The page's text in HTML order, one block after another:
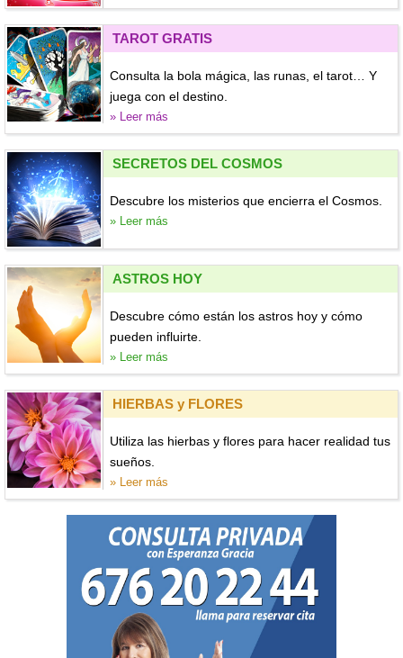
TAROT GRATIS
Consulta la bola mágica, las runas, el tarot… Y
juega con el destino.
» Leer más
SECRETOS DEL COSMOS
Descubre los misterios que encierra el Cosmos.
» Leer más
ASTROS HOY
Descubre cómo están los astros hoy y cómo
pueden influirte.
» Leer más
HIERBAS y FLORES
Utiliza las hierbas y flores para hacer realidad tus
sueños.
» Leer más